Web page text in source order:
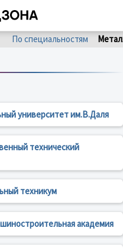
По специальностям
университет им.В.Даля
технический
техникум
академия